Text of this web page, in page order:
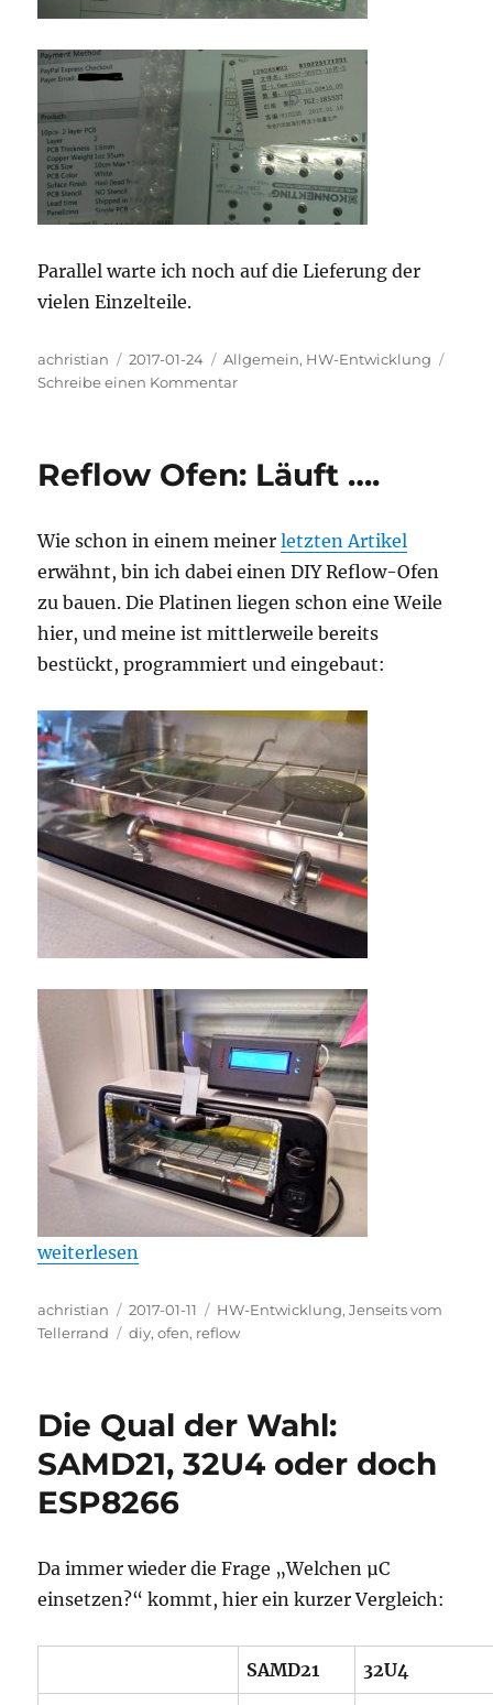
Parallel warte ich noch auf die Lieferung der
vielen Einzelteile.
Autor
achristian
Veröffentlicht
am
2017-01-24 Kategorien
Allgemein, HW-Entwicklung
Schreibe einen Kommentarzu
unterwegs
Reflow Ofen: Läuft ….
Wie schon in einem meinerletzten Artikel
erwähnt, bin ich dabei einen DIY Reflow-Ofen
zu bauen. Die Platinen liegen schon eine Weile
hier, und meine ist mittlerweile bereits
bestückt, programmiert und eingebaut:
„Reflow Ofen: Läuft ….“
weiterlesen
Autor
achristian
Veröffentlicht
am
2017-01-11 Kategorien
HW-Entwicklung,Jenseits vom
Tellerrand
Schlagwörter
diy,ofen, reflow
Die Qual der Wahl:
SAMD21, 32U4 oder doch
ESP8266
Da immer wieder die Frage „Welchen µC
einsetzen?“ kommt, hier ein kurzer Vergleich:
SAMD21 32U4